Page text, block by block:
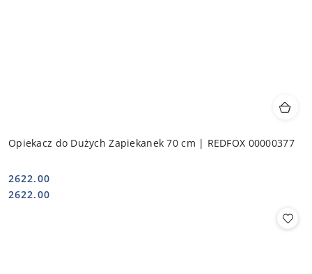
Opiekacz do Dużych Zapiekanek 70 cm | REDFOX 00000377
Cena:
2622.00
Cena:
2622.00